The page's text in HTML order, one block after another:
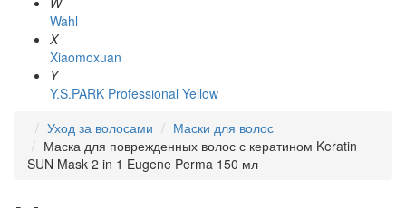
Wahl
X
Xiaomoxuan
Y
Y.S.PARK Professional Yellow
Уход за волосами
Маски для волос
Маска для поврежденных волос с кератином Keratin
SUN Mask 2 in 1 Eugene Perma 150 мл